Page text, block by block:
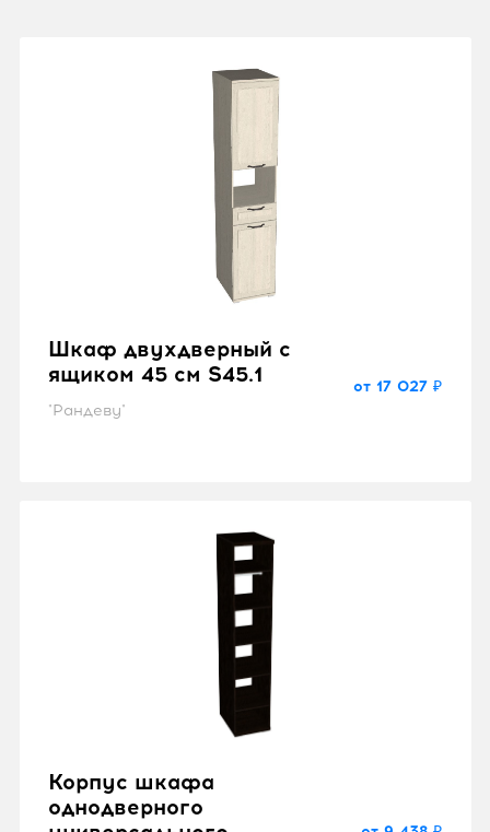
Шкаф двухдверный с
ящиком 45 см S45.1
"Рандеву"
от 17 027 ₽
Корпус шкафа
однодверного